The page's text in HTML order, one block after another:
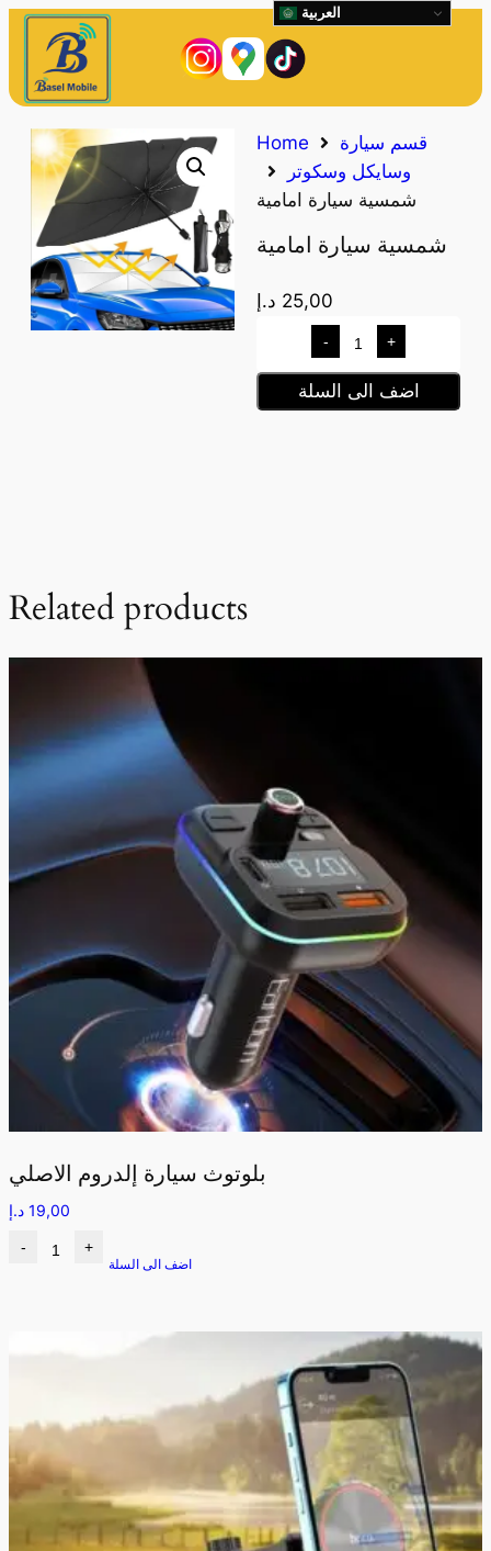
Home
قسم سيارة
وسايكل وسكوتر
شمسية سيارة امامية
شمسية سيارة امامية
25,00 د.إ
- +
اضف الى السلة
Related products
بلوتوث سيارة إلدروم الاصلي
19,00 د.إ
- +
اضف الى السلة
العربية